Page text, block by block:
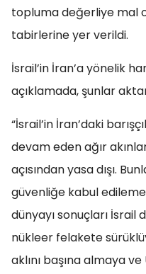
topluma değerliye mal
tabirlerine yer verildi.
İsrail’in İran’a yönelik
açıklamada, şunlar
“İsrail’in İran’daki
devam eden ağır
açısından yasa dışı.
güvenliğe kabul
dünyayı sonuçları
nükleer felakete
aklını başına almaya